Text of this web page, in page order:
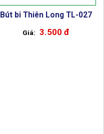
Bút bi Thiên Long TL-027
3.500 đ